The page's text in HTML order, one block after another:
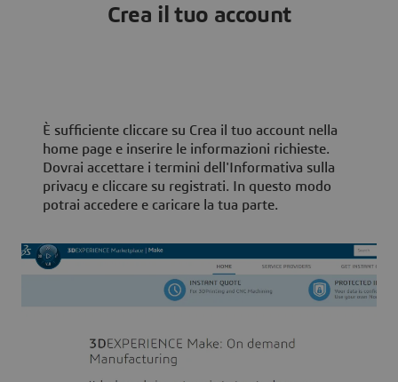
Crea il tuo account
È sufficiente cliccare su Crea il tuo account nella
home page e inserire le informazioni richieste.
Dovrai accettare i termini dell'Informativa sulla
privacy e cliccare su registrati. In questo modo
potrai accedere e caricare la tua parte.